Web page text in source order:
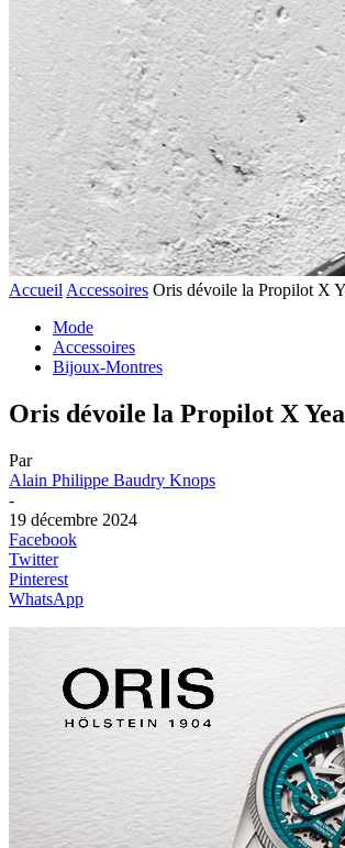
Accueil Accessoires Oris dévoile la Propilot X
Mode
Accessoires
Bijoux-Montres
Oris dévoile la Propilot X
Par
Alain Philippe Baudry Knops
-
19 décembre 2024
Facebook
Twitter
Pinterest
WhatsApp